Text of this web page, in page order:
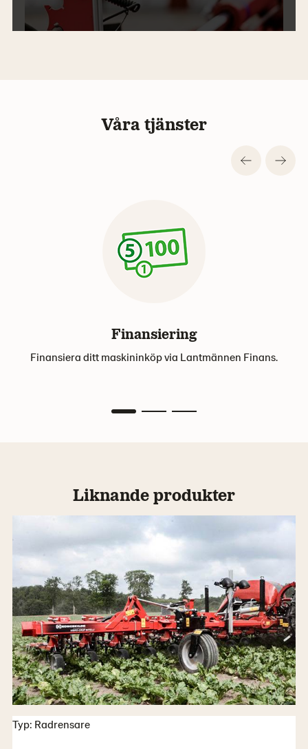
Våra tjänster
Finansiering
Finansiera ditt maskininköp via Lantmännen Finans.
Liknande produkter
Typ: Radrensare